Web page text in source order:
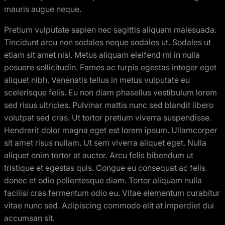
mauris augue neque.
Pretium vulputate sapien nec sagittis aliquam malesuada.
Tincidunt arcu non sodales neque sodales ut. Sodales ut
etiam sit amet nisl. Metus aliquam eleifend mi in nulla
posuere sollicitudin. Fames ac turpis egestas integer eget
aliquet nibh. Venenatis tellus in metus vulputate eu
scelerisque felis. Eu non diam phasellus vestibulum lorem
sed risus ultricies. Pulvinar mattis nunc sed blandit libero
volutpat sed cras. Ut tortor pretium viverra suspendisse.
Hendrerit dolor magna eget est lorem ipsum. Ullamcorper
sit amet risus nullam. Ut sem viverra aliquet eget. Nulla
aliquet enim tortor at auctor. Arcu felis bibendum ut
tristique et egestas quis. Congue eu consequat ac felis
donec et odio pellentesque diam. Tortor aliquam nulla
facilisi cras fermentum odio eu. Vitae elementum curabitur
vitae nunc sed. Adipiscing commodo elit at imperdiet dui
accumsan sit.